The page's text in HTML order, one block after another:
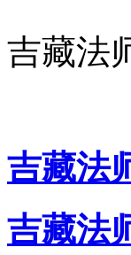
吉藏法
吉藏法
吉藏法